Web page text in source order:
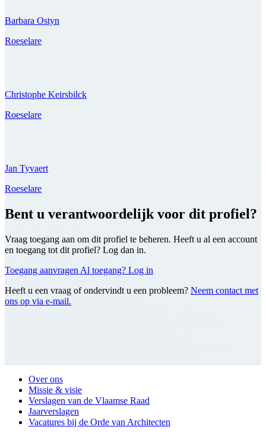
Barbara Ostyn
Roeselare
Christophe Keirsbilck
Roeselare
Jan Tyvaert
Roeselare
Bent u verantwoordelijk voor dit profiel?
Vraag toegang aan om dit profiel te beheren. Heeft u al een account
en toegang tot dit profiel? Log dan in.
Toegang aanvragen Al toegang? Log in
Heeft u een vraag of ondervindt u een probleem? Neem contact met
ons op via e-mail.
Over ons
Missie & visie
Verslagen van de Vlaamse Raad
Jaarverslagen
Vacatures bij de Orde van Architecten